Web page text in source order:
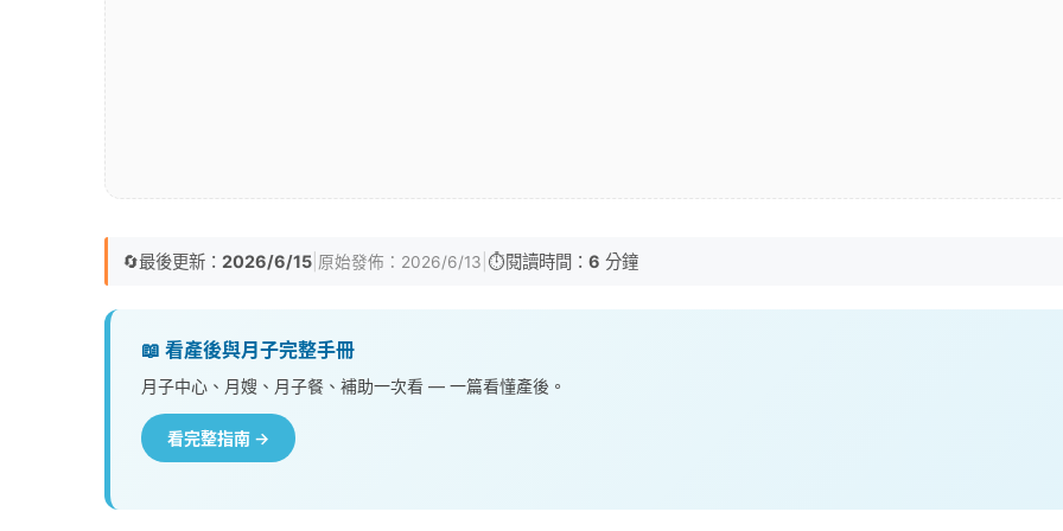
🔄最後更新： 2026/6/15 原始發佈： 2026/6/13 ⏱️閱讀時間： 6 分鐘
📖 看產後與月子完整手冊
月子中心、月嫂、月子餐、補助一次看 — 一篇看懂產後。
看完整指南 →